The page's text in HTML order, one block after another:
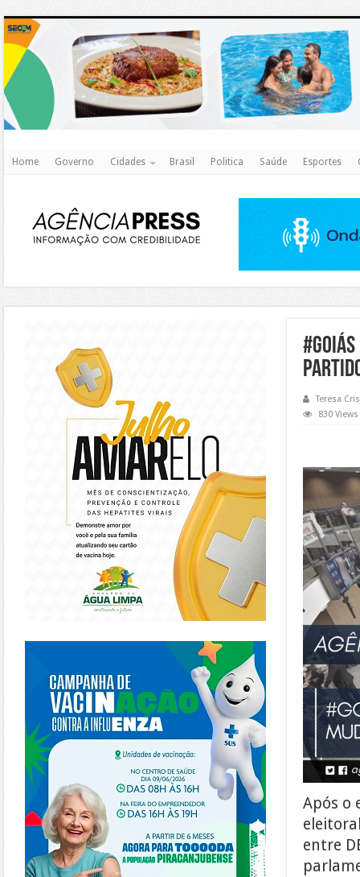
Home Governo Cidades Brasil Politica Saúde Esportes
Teresa
830 Views
Após o
entre
https://piracanjuba.go.gov.br/